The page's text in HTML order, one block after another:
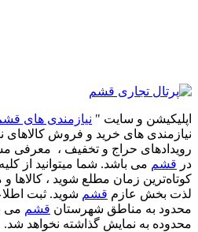
اپلیکیشن و سایت " نیازمندی های
نیازمندی های خرید و فروش کالاهای
رویدادهای حراج و تخفیف ، معرفی
در قشم می باشد. شما میتوانید از
کوتاه‌ترین زمان مطلع شوید ، کالاها
لذت بخش عازم قشم شوید. ثبت
محدود به مناطق شهرستان قشم می
محدوده به نمایش گذاشته نخواهد شد.